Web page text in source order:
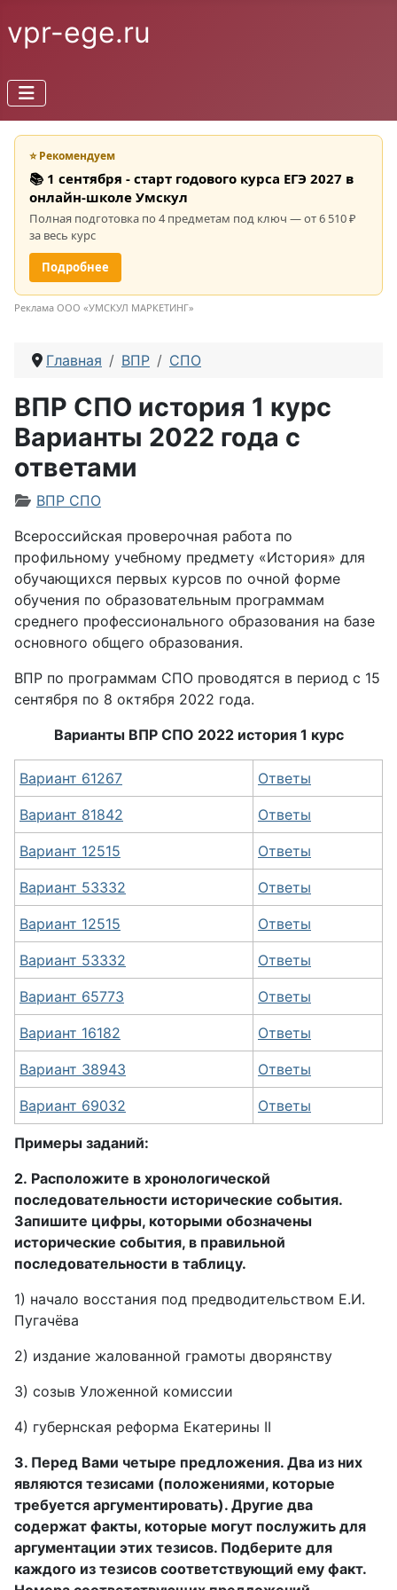
vpr-ege.ru
⭐ Рекомендуем
📚 1 сентября - старт годового курса ЕГЭ 2027 в
онлайн-школе Умскул
Полная подготовка по 4 предметам под ключ — от 6 510 ₽
за весь курс
Подробнее
Реклама ООО «УМСКУЛ МАРКЕТИНГ»
Главная ВПР СПО
ВПР СПО история 1 курс
Варианты 2022 года с
ответами
Информация о материале
ВПР СПО
Всероссийская проверочная работа по
профильному учебному предмету «История» для
обучающихся первых курсов по очной форме
обучения по образовательным программам
среднего профессионального образования на базе
основного общего образования.
ВПР по программам СПО проводятся в период с 15
сентября по 8 октября 2022 года.
Варианты ВПР СПО 2022 история 1 курс
Вариант 61267 Ответы
Вариант 81842 Ответы
Вариант 12515 Ответы
Вариант 53332 Ответы
Вариант 12515 Ответы
Вариант 53332 Ответы
Вариант 65773 Ответы
Вариант 16182 Ответы
Вариант 38943 Ответы
Вариант 69032 Ответы
Примеры заданий:
2. Расположите в хронологической
последовательности исторические события.
Запишите цифры, которыми обозначены
исторические события, в правильной
последовательности в таблицу.
1) начало восстания под предводительством Е.И.
Пугачёва
2) издание жалованной грамоты дворянству
3) созыв Уложенной комиссии
4) губернская реформа Екатерины II
3. Перед Вами четыре предложения. Два из них
являются тезисами (положениями, которые
требуется аргументировать). Другие два
содержат факты, которые могут послужить для
аргументации этих тезисов. Подберите для
каждого из тезисов соответствующий ему факт.